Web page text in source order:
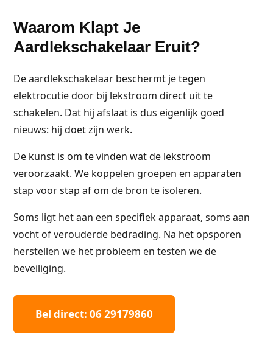
Waarom Klapt Je
Aardlekschakelaar Eruit?
De aardlekschakelaar beschermt je tegen
elektrocutie door bij lekstroom direct uit te
schakelen. Dat hij afslaat is dus eigenlijk goed
nieuws: hij doet zijn werk.
De kunst is om te vinden wat de lekstroom
veroorzaakt. We koppelen groepen en apparaten
stap voor stap af om de bron te isoleren.
Soms ligt het aan een specifiek apparaat, soms aan
vocht of verouderde bedrading. Na het opsporen
herstellen we het probleem en testen we de
beveiliging.
Bel direct: 06 29179860